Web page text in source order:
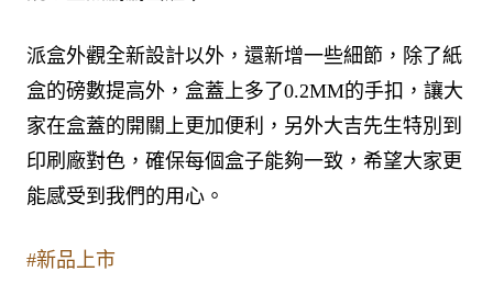
派盒外觀全新設計以外，還新增一些細節，除了紙
盒的磅數提高外，盒蓋上多了0.2MM的手扣，讓大
家在盒蓋的開關上更加便利，另外大吉先生特別到
印刷廠對色，確保每個盒子能夠一致，希望大家更
能感受到我們的用心。
#新品上市